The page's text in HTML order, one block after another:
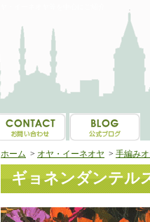
ホーム > オヤ・イーネオヤ > 手編み
ギョネンダンテル